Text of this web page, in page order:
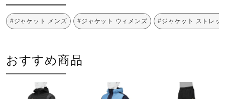
#ジャケット メンズ #ジャケット ウィメンズ #ジャケット ストレッ
おすすめ商品